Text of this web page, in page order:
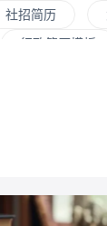
社招简历
行政简历模板
市场营销